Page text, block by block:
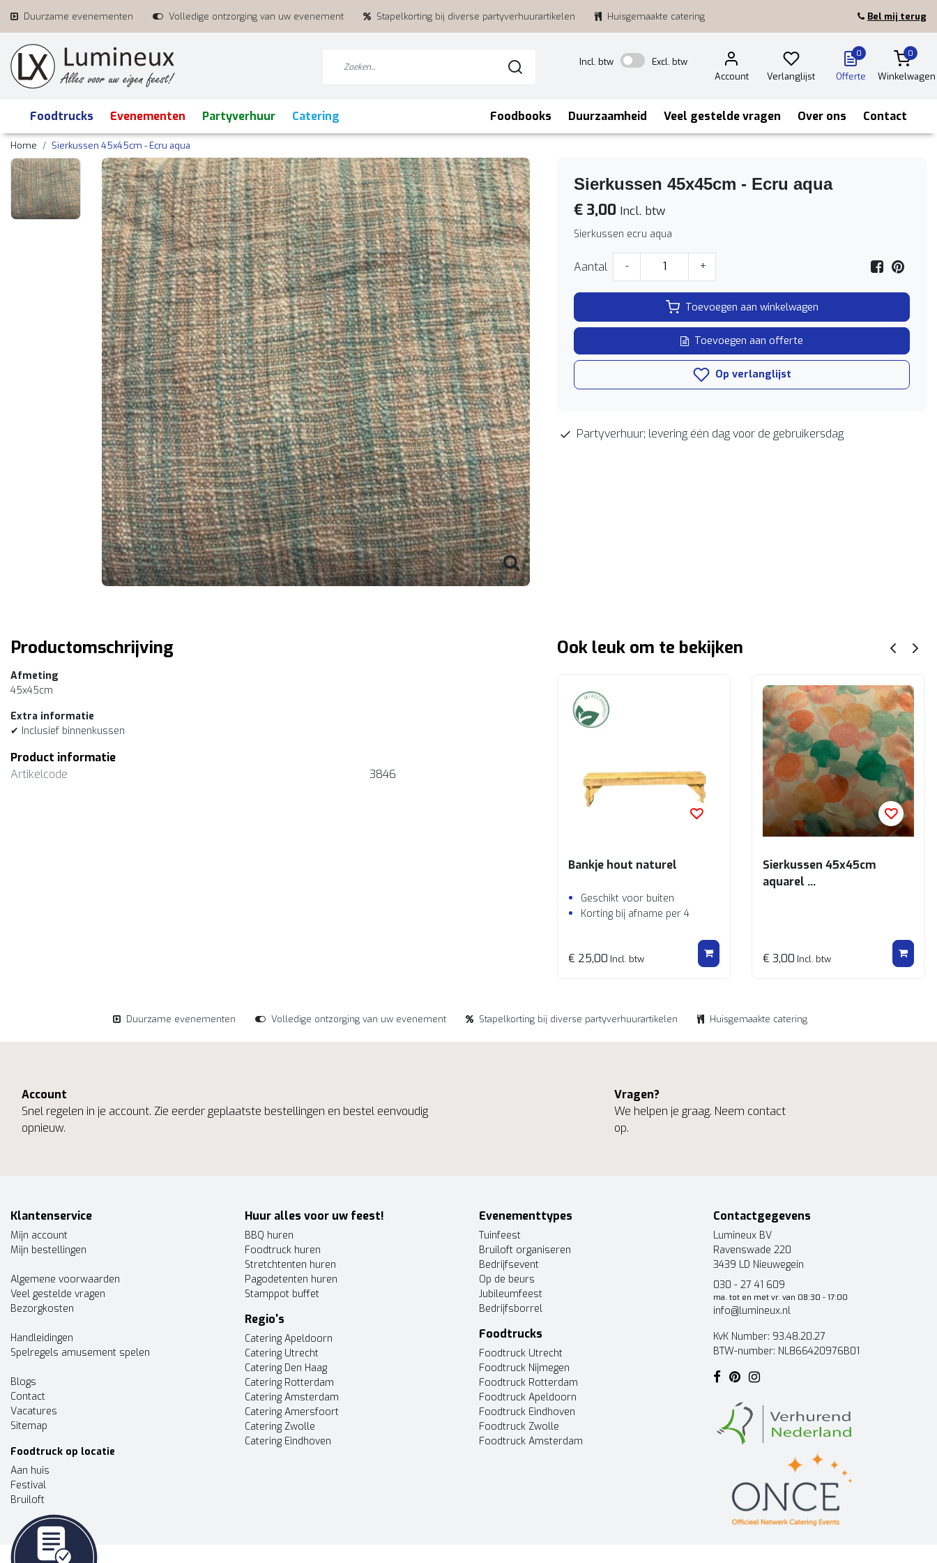
Duurzame evenementen Volledige ontzorging van uw evenement Stapelkorting bij diverse partyverhuurartikelen Huisgemaakte catering Bel mij terug
Incl. btw
Excl. btw
Account
Verlanglijst
0
Offerte
0
Winkelwagen
Foodtrucks Evenementen Partyverhuur Catering Foodbooks Duurzaamheid Veel gestelde vragen Over ons Contact
Home Sierkussen 45x45cm - Ecru aqua
Sierkussen 45x45cm - Ecru aqua
€ 3,00 Incl. btw
Sierkussen ecru aqua
Aantal - +
Toevoegen aan winkelwagen
Toevoegen aan offerte
Op verlanglijst
Partyverhuur; levering één dag voor de gebruikersdag
Productomschrijving
Afmeting
45x45cm
Extra informatie
✔ Inclusief binnenkussen
Product informatie
Artikelcode
3846
Ook leuk om te bekijken
Bankje hout naturel
Geschikt voor buiten
Korting bij afname per 4
€ 25,00 Incl. btw
Sierkussen 45x45cm
aquarel
€ 3,00 Incl. btw
Duurzame evenementen Volledige ontzorging van uw evenement Stapelkorting bij diverse partyverhuurartikelen Huisgemaakte catering
Account
Snel regelen in je account. Zie eerder geplaatste bestellingen en bestel eenvoudig
opnieuw.
Vragen?
We helpen je graag. Neem contact
op.
Klantenservice
Mijn account
Mijn bestellingen
Algemene voorwaarden
Veel gestelde vragen
Bezorgkosten
Handleidingen
Spelregels amusement spelen
Blogs
Contact
Vacatures
Sitemap
Foodtruck op locatie
Aan huis
Festival
Bruiloft
Huur alles voor uw feest!
BBQ huren
Foodtruck huren
Stretchtenten huren
Pagodetenten huren
Stamppot buffet
Regio's
Catering Apeldoorn
Catering Utrecht
Catering Den Haag
Catering Rotterdam
Catering Amsterdam
Catering Amersfoort
Catering Zwolle
Catering Eindhoven
Evenementtypes
Tuinfeest
Bruiloft organiseren
Bedrijfsevent
Op de beurs
Jubileumfeest
Bedrijfsborrel
Foodtrucks
Foodtruck Utrecht
Foodtruck Nijmegen
Foodtruck Rotterdam
Foodtruck Apeldoorn
Foodtruck Eindhoven
Foodtruck Zwolle
Foodtruck Amsterdam
Contactgegevens
Lumineux BV
Ravenswade 220
3439 LD Nieuwegein
030 - 27 41 609
ma. tot en met vr. van 08:30 - 17:00
info@lumineux.nl
KvK Number: 93.48.20.27
BTW-number: NL866420976B01